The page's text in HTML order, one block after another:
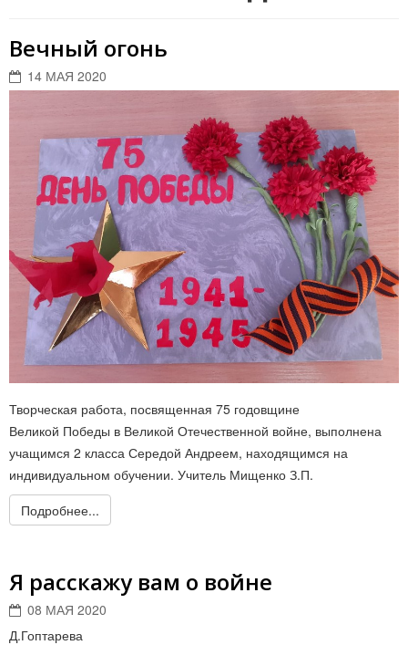
Вечный огонь
14 МАЯ 2020
Творческая работа, посвященная 75 годовщине
Великой Победы в Великой Отечественной войне, выполнена
учащимся 2 класса Середой Андреем, находящимся на
индивидуальном обучении. Учитель Мищенко З.П.
Подробнее...
Я расскажу вам о войне
08 МАЯ 2020
Д.Гоптарева